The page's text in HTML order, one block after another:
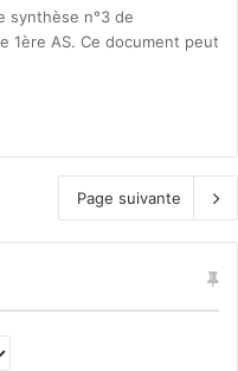
synthèse n°3 de
1ère AS. Ce document peut
Page suivante